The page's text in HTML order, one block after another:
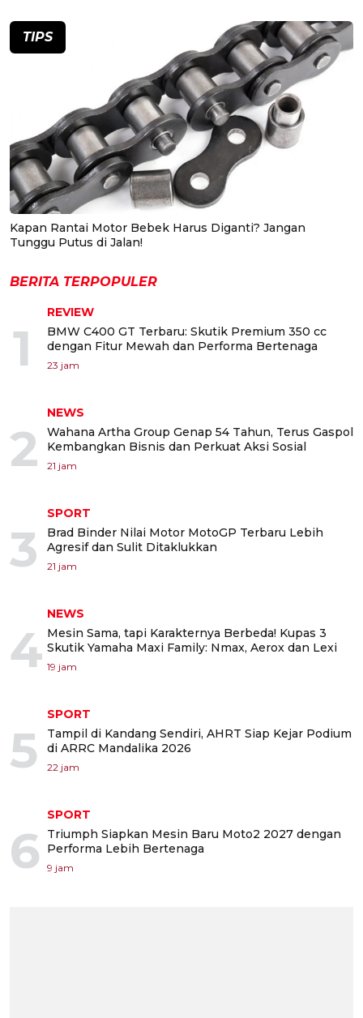
TIPS
Kapan Rantai Motor Bebek Harus Diganti? Jangan
Tunggu Putus di Jalan!
BERITA TERPOPULER
1
REVIEW
BMW C400 GT Terbaru: Skutik Premium 350 cc
dengan Fitur Mewah dan Performa Bertenaga
23 jam
2
NEWS
Wahana Artha Group Genap 54 Tahun, Terus Gaspol
Kembangkan Bisnis dan Perkuat Aksi Sosial
21 jam
3
SPORT
Brad Binder Nilai Motor MotoGP Terbaru Lebih
Agresif dan Sulit Ditaklukkan
21 jam
4
NEWS
Mesin Sama, tapi Karakternya Berbeda! Kupas 3
Skutik Yamaha Maxi Family: Nmax, Aerox dan Lexi
19 jam
5
SPORT
Tampil di Kandang Sendiri, AHRT Siap Kejar Podium
di ARRC Mandalika 2026
22 jam
6
SPORT
Triumph Siapkan Mesin Baru Moto2 2027 dengan
Performa Lebih Bertenaga
9 jam